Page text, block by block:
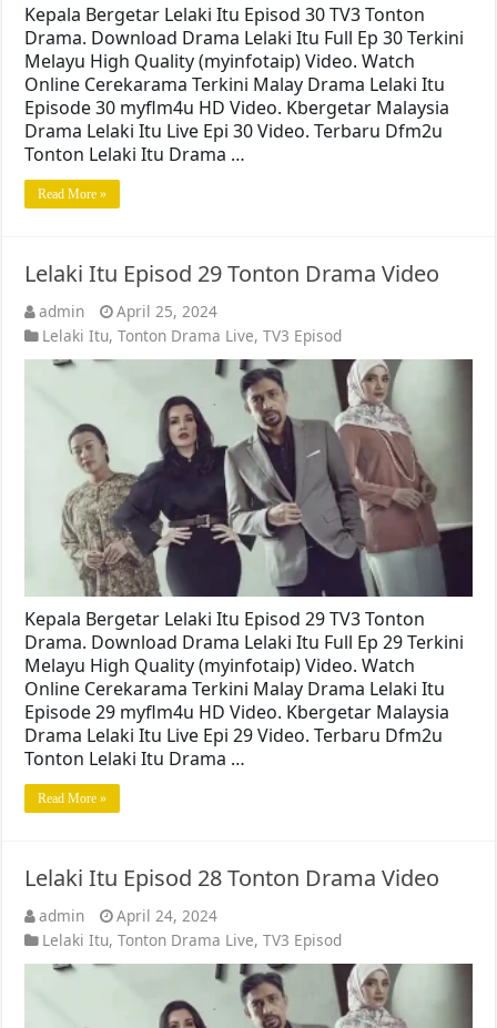
Kepala Bergetar Lelaki Itu Episod 30 TV3 Tonton
Drama. Download Drama Lelaki Itu Full Ep 30 Terkini
Melayu High Quality (myinfotaip) Video. Watch
Online Cerekarama Terkini Malay Drama Lelaki Itu
Episode 30 myflm4u HD Video. Kbergetar Malaysia
Drama Lelaki Itu Live Epi 30 Video. Terbaru Dfm2u
Tonton Lelaki Itu Drama …
Read More »
Lelaki Itu Episod 29 Tonton Drama Video
admin
April 25, 2024
Lelaki Itu,Tonton Drama Live,TV3 Episod
Kepala Bergetar Lelaki Itu Episod 29 TV3 Tonton
Drama. Download Drama Lelaki Itu Full Ep 29 Terkini
Melayu High Quality (myinfotaip) Video. Watch
Online Cerekarama Terkini Malay Drama Lelaki Itu
Episode 29 myflm4u HD Video. Kbergetar Malaysia
Drama Lelaki Itu Live Epi 29 Video. Terbaru Dfm2u
Tonton Lelaki Itu Drama …
Read More »
Lelaki Itu Episod 28 Tonton Drama Video
admin
April 24, 2024
Lelaki Itu,Tonton Drama Live,TV3 Episod